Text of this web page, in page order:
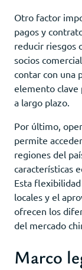
Otro factor
pagos y
reducir riesgos
socios
contar con una
elemento clave
a largo plazo.
Por último,
permite
regiones del
características
Esta
locales y el
ofrecen los
del mercado
Marco